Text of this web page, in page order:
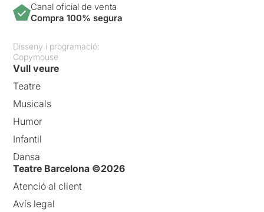
Canal oficial de venta
Compra 100% segura
Disseny i programació:
Copymouse
Vull veure
Teatre
Musicals
Humor
Infantil
Dansa
Teatre Barcelona ©2026
Atenció al client
Avís legal